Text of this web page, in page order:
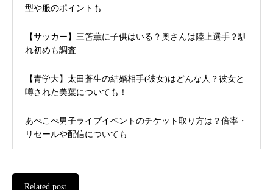
型や服のポイントも
【サッカー】三笘薫に子供はいる？奥さんは陸上選手？馴
れ初めも調査
【青学大】太田蒼生の結婚相手(彼女)はどんな人？彼女と
噂された美葉についても！
あべこべ男子ライブイベントのチケット取り方は？倍率・
リセールや配信についても
Related post